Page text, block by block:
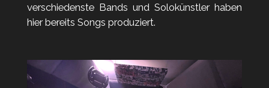
verschiedenste Bands und Solokünstler haben
hier bereits Songs produziert.